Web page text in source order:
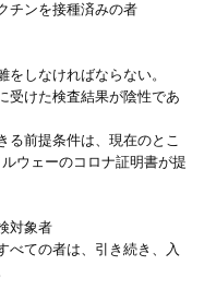
ンを接種済みの者
しなければならない。
けた検査結果が陰性であ
前提条件は、現在のとこ
ウェーのコロナ証明書が提
対象者
ての者は、引き続き、入